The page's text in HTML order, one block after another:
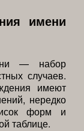
имени
— набор
случаев.
имеют
нередко
форм и
таблице.